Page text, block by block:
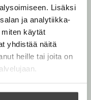
Lisäksi
ja analytiikka-
käytät
yhdistää näitä
heille tai joita on
toimittajana
Piitimestä
yliopiston
aloittanut teos